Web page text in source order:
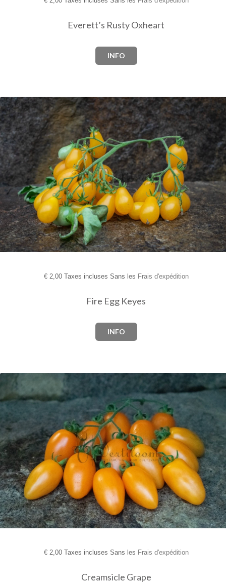
Everett’s Rusty Oxheart
INFO
€2,00 Taxes incluses Sans les Frais d'expédition
Fire Egg Keyes
INFO
€2,00 Taxes incluses Sans les Frais d'expédition
Creamsicle Grape